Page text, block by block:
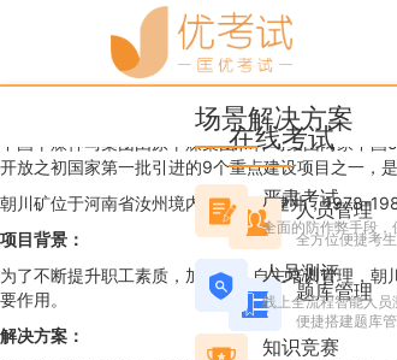
在线考试
人员管理
全方位便捷考
题库管理
便捷搭建题库
场景解决方案
严肃考试
全面的防作弊手段，
人员测评
线上全流程智能人员
知识竞赛
朝川矿推出“朝川职
2023年3月06日 星期一 16:55 阅读 9165
中国平煤神马集团由原平煤集团和神马集团两家中
开放之初国家第一批引进的9个重点建设项目之一，
朝川矿位于河南省汝州境内，1971年建井，1978-
项目背景：
为了不断提升职工素质，加强区队自主培训管理，
要作用。
解决方案：